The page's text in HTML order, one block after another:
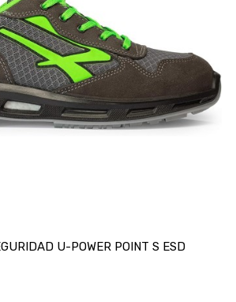
U-POWER POINT S ESD